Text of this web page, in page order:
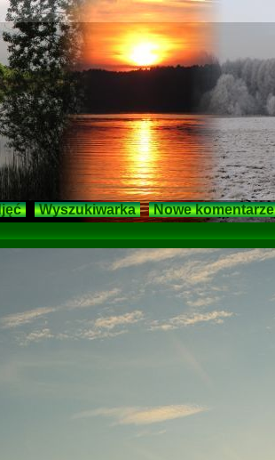
Wyszukiwarka Nowe komentarze